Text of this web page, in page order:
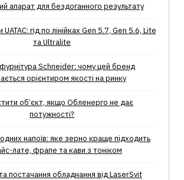
апарат для бездоганного результату
гід по лінійках Gen 5.7, Gen 5.6, Lite
та Ultralite
Schneider: чому цей бренд
орієнтиром якості на ринку
об’єкт, якщо Обленерго не дає
потужності?
напоїв: яке зерно краще підходить
лате, фрапе та кави з тоніком
постачання обладнання від LaserSvit